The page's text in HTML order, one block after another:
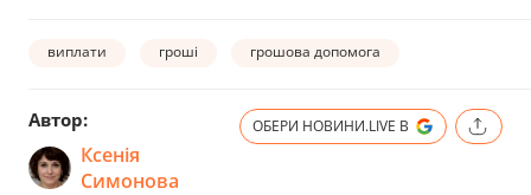
виплати гроші грошова допомога
Автор:
Ксенія
Симонова
ОБЕРИ НОВИНИ.LIVE В